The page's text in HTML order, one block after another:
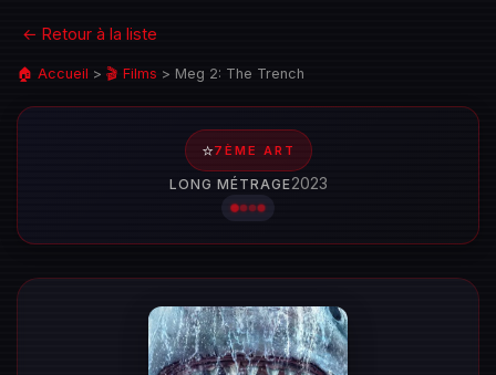
← Retour à la liste
🏠 Accueil > 🎬 Films > Meg 2: The Trench
⭐7ÈME ART
LONG MÉTRAGE2023